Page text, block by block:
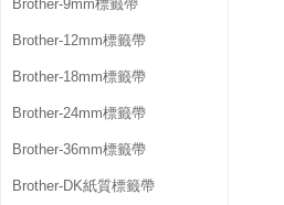
Brother-9mm標籤帶
Brother-12mm標籤帶
Brother-18mm標籤帶
Brother-24mm標籤帶
Brother-36mm標籤帶
Brother-DK紙質標籤帶